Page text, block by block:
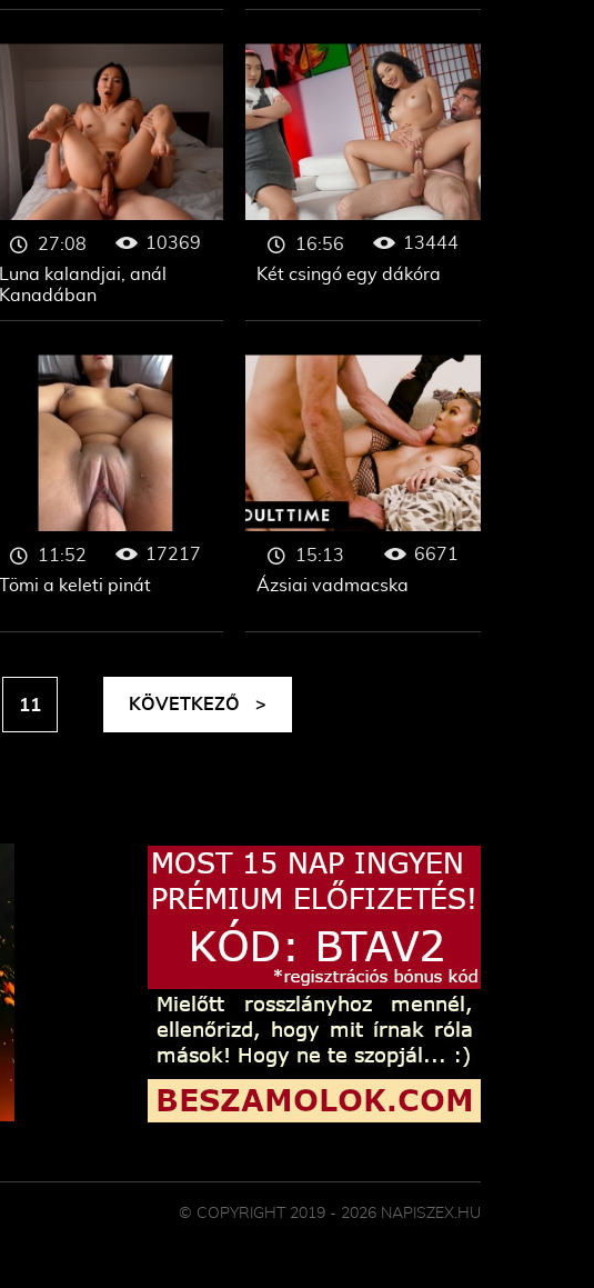
Luna kalandjai, anál
Kanadában
27:08
10369
Két csingó egy dákóra
16:56 13444
Tömi a keleti pinát
11:52
17217
Ázsiai vadmacska
15:13 6671
11 KÖVETKEZŐ >
© COPYRIGHT 2019 - 2026 NAPISZEX.HU